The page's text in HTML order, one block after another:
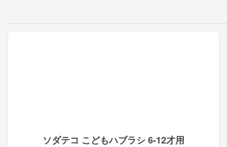
ソダテコ こどもハブラシ 6-12才用